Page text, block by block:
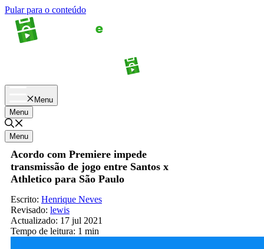
Pular para o conteúdo
Menu
Menu
Menu
Acordo com Premiere impede
transmissão de jogo entre Santos x
Athletico para São Paulo
Escrito: Henrique Neves
Revisado: lewis
Actualizado: 17 jul 2021
Tempo de leitura: 1 min